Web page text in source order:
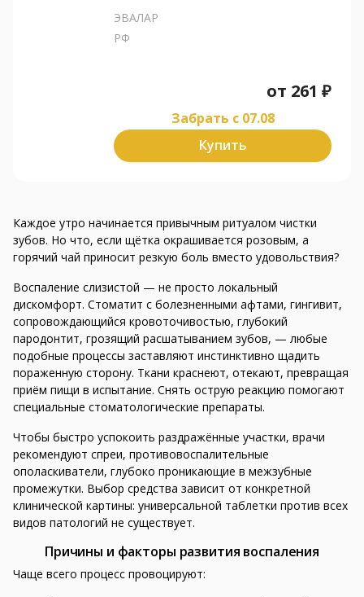
ЭВАЛАР
РФ
от 261 ₽
Забрать c 07.08
Купить
Каждое утро начинается привычным ритуалом чистки
зубов. Но что, если щётка окрашивается розовым, а
горячий чай приносит резкую боль вместо удовольствия?
Воспаление слизистой — не просто локальный
дискомфорт. Стоматит с болезненными афтами, гингивит,
сопровождающийся кровоточивостью, глубокий
пародонтит, грозящий расшатыванием зубов, — любые
подобные процессы заставляют инстинктивно щадить
пораженную сторону. Ткани краснеют, отекают, превращая
приём пищи в испытание. Снять острую реакцию помогают
специальные стоматологические препараты.
Чтобы быстро успокоить раздражённые участки, врачи
рекомендуют спреи, противовоспалительные
ополаскиватели, глубоко проникающие в межзубные
промежутки. Выбор средства зависит от конкретной
клинической картины: универсальной таблетки против всех
видов патологий не существует.
Причины и факторы развития воспаления
Чаще всего процесс провоцируют: